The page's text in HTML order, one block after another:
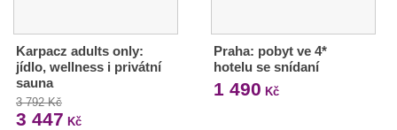
Karpacz adults only:
jídlo, wellness i privátní
sauna
3 792 Kč
3 447 Kč
Praha: pobyt ve 4*
hotelu se snídaní
1 490 Kč